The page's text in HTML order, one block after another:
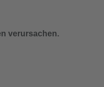
verursachen.